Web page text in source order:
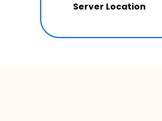
Server Location